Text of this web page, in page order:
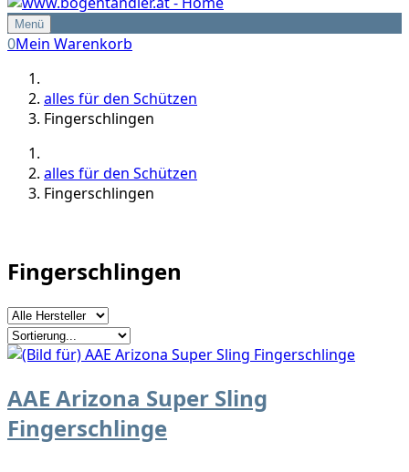
Menü
0Mein Warenkorb
alles für den Schützen
Fingerschlingen
alles für den Schützen
Fingerschlingen
Fingerschlingen
AAE Arizona Super Sling
Fingerschlinge